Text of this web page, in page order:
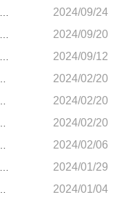
2024/09/24
2024/09/20
2024/09/12
2024/02/20
2024/02/20
2024/02/20
2024/02/06
2024/01/29
2024/01/04